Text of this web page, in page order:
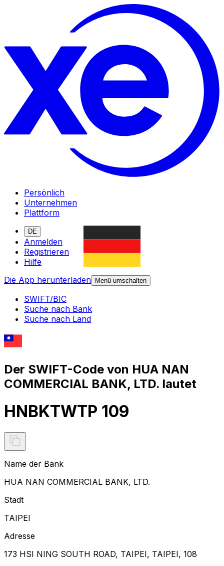
Persönlich
Unternehmen
Plattform
DE
Anmelden
Registrieren
Hilfe
Die App herunterladen
Menü umschalten
SWIFT/BIC
Suche nach Bank
Suche nach Land
Der SWIFT-Code von HUA NAN
COMMERCIAL BANK, LTD. lautet
HNBKTWTP 109
Name der Bank
HUA NAN COMMERCIAL BANK, LTD.
Stadt
TAIPEI
Adresse
173 HSI NING SOUTH ROAD, TAIPEI, TAIPEI, 108